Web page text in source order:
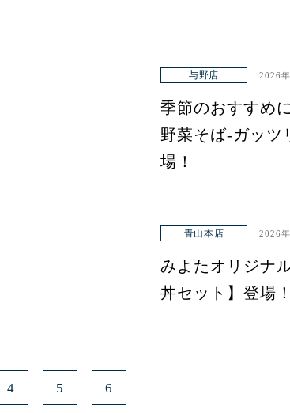
与野店 2026
季節のおすすめ
野菜そば-ガッツ
場！
青山本店 2026
みよたオリジナ
丼セット】登場！
4 5 6